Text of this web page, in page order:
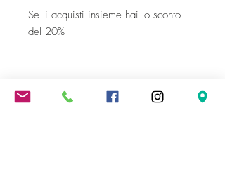
Se li acquisti insieme hai lo sconto
del 20%